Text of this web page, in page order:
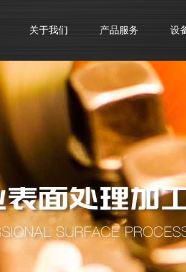
关于我们 产品服务 设